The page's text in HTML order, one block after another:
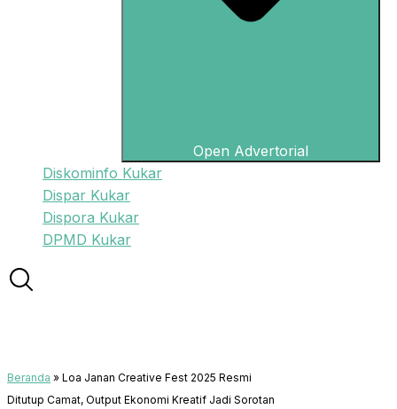
Open Advertorial
Diskominfo Kukar
Dispar Kukar
Dispora Kukar
DPMD Kukar
Beranda » Loa Janan Creative Fest 2025 Resmi
Ditutup Camat, Output Ekonomi Kreatif Jadi Sorotan